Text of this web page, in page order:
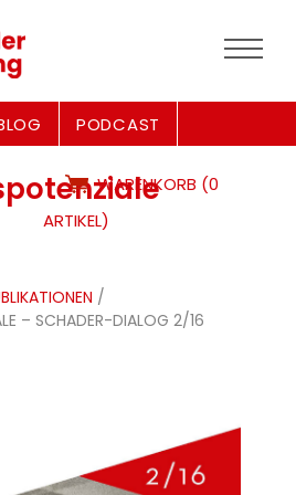
PODCAST
WARENKORB (0
ARTIKEL)
/
– SCHADER-DIALOG 2/16